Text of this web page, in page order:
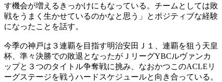
す機会が増えるきっかけにもなっている。チームとしては敗
戦をうまく生かせているのかなと思う」とポジティブな経験
になったことを話す。
今季の神戸は３連覇を目指す明治安田Ｊ１、連覇を狙う天皇
杯、準々決勝での敗退となったがＪリーグYBCルヴァンカ
ップと３つのタイトル争奪戦に挑み、なおかつこのACLEリ
ーグステージを戦うハードスケジュールと向き合っている。